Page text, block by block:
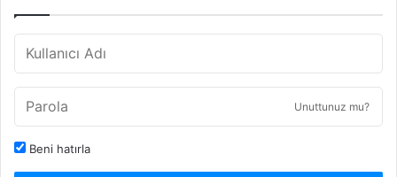
Unuttunuz mu?
Beni hatırla